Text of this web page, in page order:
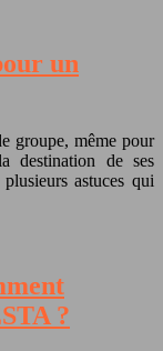
un
groupe, même pour
destination de ses
astuces qui
?